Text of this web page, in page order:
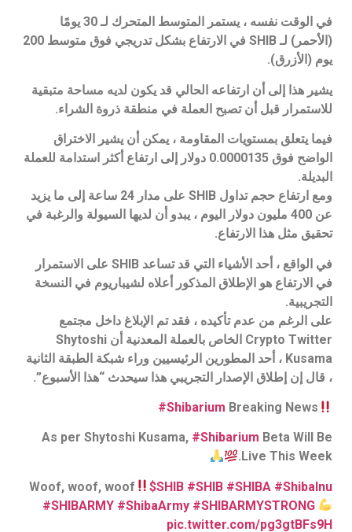
في الوقت نفسه ، يستمر المتوسط المتحرك لـ 30 يومًا
(الأحمر) لـ SHIB في الارتفاع بشكل تدريجي فوق متوسط 200
يوم (الأزرق).
يشير هذا إلى أن ارتفاعه الحالي قد يكون لديه مساحة متبقية
للاستمرار قبل أن تصبح العملة في منطقة ذروة الشراء.
فيما يتعلق بمستويات المقاومة ، يمكن أن يشير الاختراق
الواضح فوق 0.0000135 دولار إلى ارتفاع أكثر استدامة للعملة
البديلة.
ومع ارتفاع حجم تداول SHIB على مدار 24 ساعة إلى ما يزيد
عن 400 مليون دولار اليوم ، يبدو أن لديها السيولة والرغبة في
تحقيق مثل هذا الارتفاع.
في الواقع ، أحد الأشياء التي قد تساعد SHIB على الاستمرار
في الارتفاع هو الإطلاق المذكور أعلاه لشيباريوم في النسخة
التجريبية.
على الرغم من عدم تأكيده ، فقد تم الإبلاغ داخل مجتمع
Crypto Twitter الخاص بالعملة المعدنية أن Shytoshi
Kusama ، أحد المطورين الرئيسيين وراء شبكة الطبقة الثانية
، قال إن إطلاق الإصدار التجريبي هذا سيحدث “هذا الأسبوع”.
#Shibarium Breaking News
As per Shytoshi Kusama, #Shibarium Beta Will Be
Live This Week.
Woof, woof, woof $SHIB #SHIB #SHIBA #ShibaInu
#SHIBARMY #ShibaArmy #SHIBARMYSTRONG
pic.twitter.com/pg3gtBFs9H